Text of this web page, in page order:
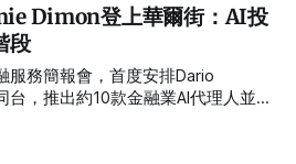
Dimon登上華爾街：AI投
段
服務簡報會，首度安排Dario
，推出約10款金融業AI代理人並強